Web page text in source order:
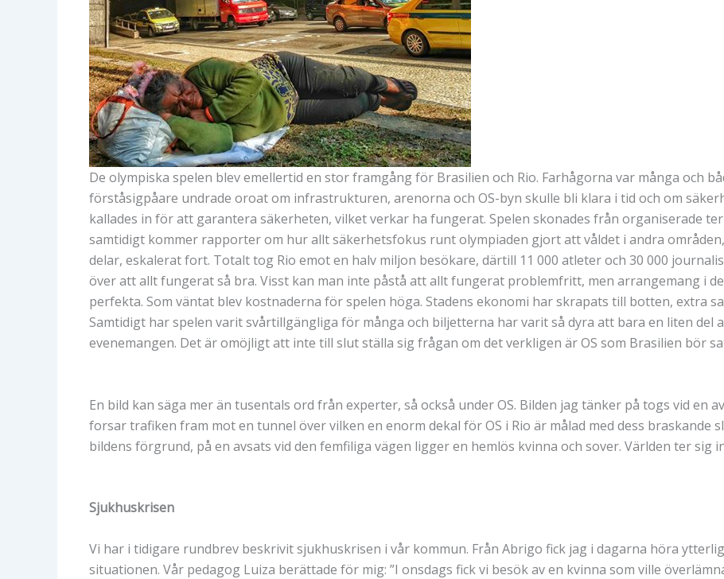
De olympiska spelen blev emellertid en stor framgång för Brasilien och Rio. Farhågorna var många och
förståsigpåare undrade oroat om infrastrukturen, arenorna och OS-byn skulle bli klara i tid och om
kallades in för att garantera säkerheten, vilket verkar ha fungerat. Spelen skonades från organiserade
samtidigt kommer rapporter om hur allt säkerhetsfokus runt olympiaden gjort att våldet i andra
delar, eskalerat fort. Totalt tog Rio emot en halv miljon besökare, därtill 11 000 atleter och 30 000
över att allt fungerat så bra. Visst kan man inte påstå att allt fungerat problemfritt, men arrangemang i
perfekta. Som väntat blev kostnaderna för spelen höga. Stadens ekonomi har skrapats till botten, extra
Samtidigt har spelen varit svårtillgängliga för många och biljetterna har varit så dyra att bara en liten del
evenemangen. Det är omöjligt att inte till slut ställa sig frågan om det verkligen är OS som Brasilien bör
En bild kan säga mer än tusentals ord från experter, så också under OS. Bilden jag tänker på togs vid en
forsar trafiken fram mot en tunnel över vilken en enorm dekal för OS i Rio är målad med dess braskande
bildens förgrund, på en avsats vid den femfiliga vägen ligger en hemlös kvinna och sover. Världen ter sig
Sjukhuskrisen
Vi har i tidigare rundbrev beskrivit sjukhuskrisen i vår kommun. Från Abrigo fick jag i dagarna höra
situationen. Vår pedagog Luiza berättade för mig: ”I onsdags fick vi besök av en kvinna som ville